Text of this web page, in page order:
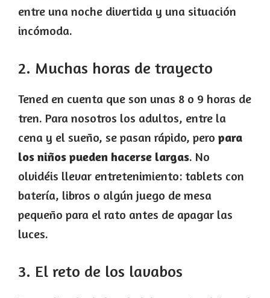
entre una noche divertida y una situación
incómoda.
2. Muchas horas de trayecto
Tened en cuenta que son unas 8 o 9 horas de
tren. Para nosotros los adultos, entre la
cena y el sueño, se pasan rápido, pero para
los niños pueden hacerse largas. No
olvidéis llevar entretenimiento: tablets con
batería, libros o algún juego de mesa
pequeño para el rato antes de apagar las
luces.
3. El reto de los lavabos